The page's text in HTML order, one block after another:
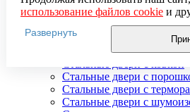
Стальные двери
Стальные двери массив
Стальные двери мдф
Стальные двери с
Стальные двери с
Стальные двери с
Стальные двери с
использование файлов cookieи других
пользовательских данных
местоположении, устройстве, действиях на
для функционирования сайта,
использования систем аналитики
Яндекс.Метрика), в соответствии
обработки персональных данных.
Развернуть